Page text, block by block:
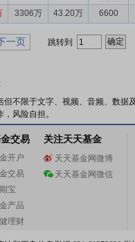
3306万 43.20万 6600
一页 跳转到
不限于文字、视频、音频、数据
风险自担。
交易
开户
交易
宝
产品
理财
关注天天基金
天天基金网微博
天天基金网微信